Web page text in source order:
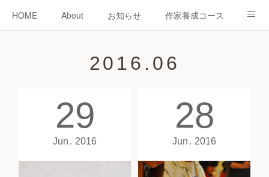
HOME About お知らせ 作家養成コース
2016 . 06
29
Jun 2016
28
Jun 2016